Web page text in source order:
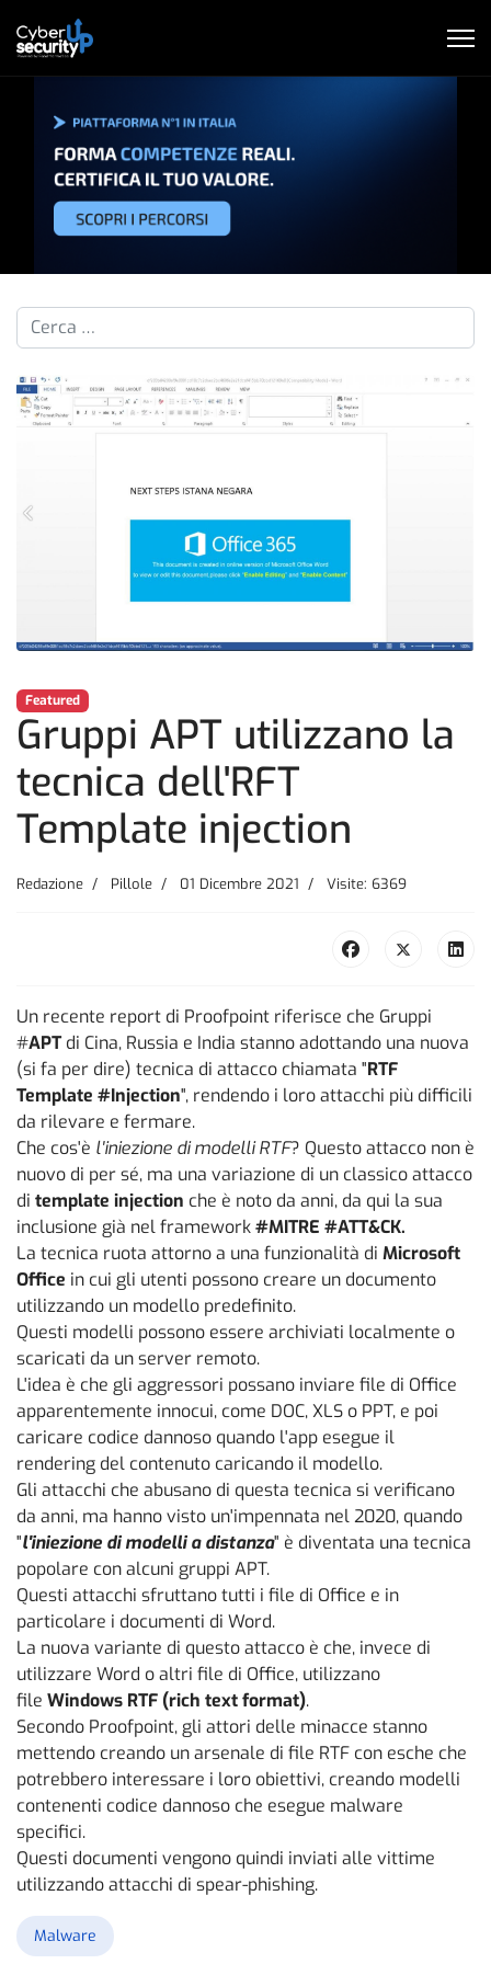
Cerca nelle pillole...
Featured
Gruppi APT utilizzano la
tecnica dell'RFT
Template injection
Redazione Pillole 01 Dicembre 2021 Visite: 6369
Un recente report di Proofpoint riferisce che Gruppi
#APTdi Cina, Russia e India stanno adottando una nuova
(si fa per dire) tecnica di attacco chiamata "RTF
Template #Injection", rendendo i loro attacchi più difficili
da rilevare e fermare.
Che cos'è l'iniezione di modelli RTF? Questo attacco non è
nuovo di per sé, ma una variazione di un classico attacco
di template injection che è noto da anni, da qui la sua
inclusione già nel framework#MITRE #ATT&CK.
La tecnica ruota attorno a una funzionalità di Microsoft
Office in cui gli utenti possono creare un documento
utilizzando un modello predefinito.
Questi modelli possono essere archiviati localmente o
scaricati da un server remoto.
L'idea è che gli aggressori possano inviare file di Office
apparentemente innocui, come DOC, XLS o PPT, e poi
caricare codice dannoso quando l'app esegue il
rendering del contenuto caricando il modello.
Gli attacchi che abusano di questa tecnica si verificano
da anni, ma hanno visto un'impennata nel 2020, quando
"l'iniezione di modelli a distanza" è diventata una tecnica
popolare con alcuni gruppi APT.
Questi attacchi sfruttano tutti i file di Office e in
particolare i documenti di Word.
La nuova variante di questo attacco è che, invece di
utilizzare Word o altri file di Office, utilizzano
file Windows RTF (rich text format).
Secondo Proofpoint, gli attori delle minacce stanno
mettendo creando un arsenale di file RTF con esche che
potrebbero interessare i loro obiettivi, creando modelli
contenenti codice dannoso che esegue malware
specifici.
Questi documenti vengono quindi inviati alle vittime
utilizzando attacchi di spear-phishing.
Malware